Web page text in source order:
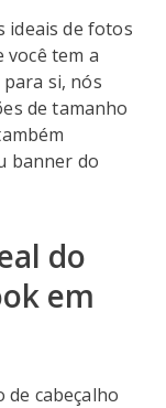
ideais de fotos
você tem a
si, nós
de tamanho
banner do
do
em
de cabeçalho